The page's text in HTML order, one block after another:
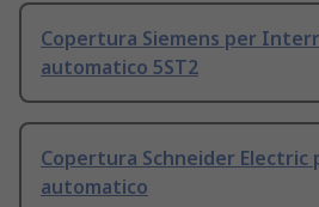
Copertura Siemens per
automatico 5ST2
Copertura Schneider
automatico